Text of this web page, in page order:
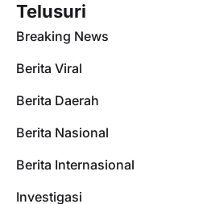
Telusuri
Breaking News
Berita Viral
Berita Daerah
Berita Nasional
Berita Internasional
Investigasi